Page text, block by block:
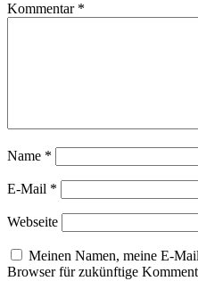
Kommentar *
Name *
E-Mail *
Webseite
Meinen Namen, meine E-
Browser für zukünftige